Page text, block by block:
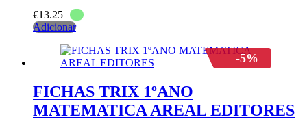
€13.25
Adicionar
-5%
FICHAS TRIX 1ºANO
MATEMATICA AREAL EDITORES